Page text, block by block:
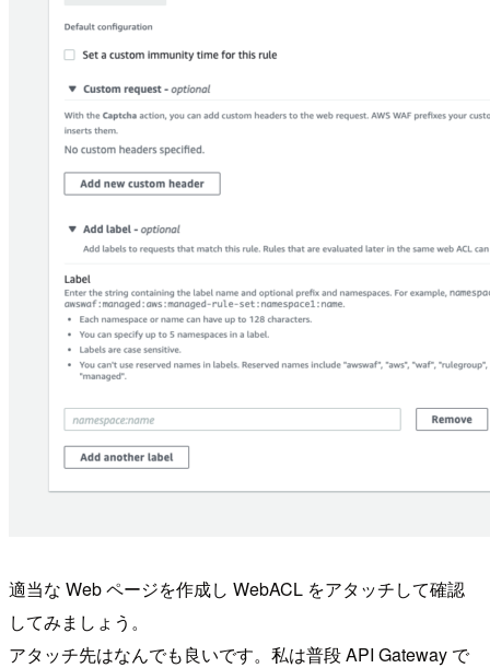
適当な Web ページを作成し WebACL をアタッチして確認
してみましょう。
アタッチ先はなんでも良いです。私は普段 API Gateway で